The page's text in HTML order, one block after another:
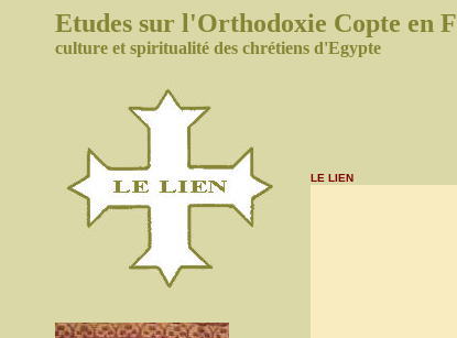
Etudes sur l'Orthodoxie Copte en
culture et spiritualité des chrétiens d'Egypte
LE LIEN